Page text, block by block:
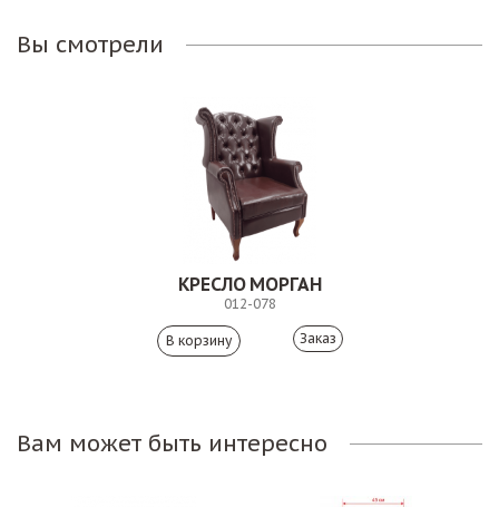
Вы смотрели
КРЕСЛО МОРГАН
012-078
Заказ
Вам может быть интересно